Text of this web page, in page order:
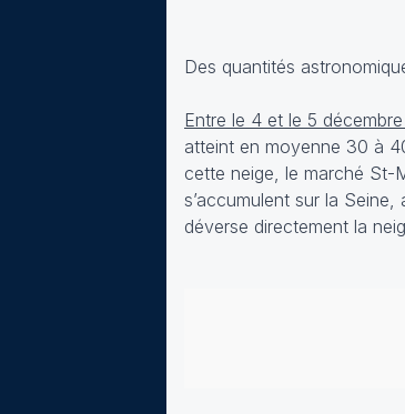
Des quantités
Entre le 4 et le 5
atteint en moyenne 30 à
cette neige, le marché St-
s’accumulent sur la
déverse directement la